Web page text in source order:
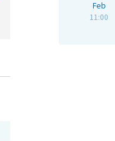
Feb
11:00